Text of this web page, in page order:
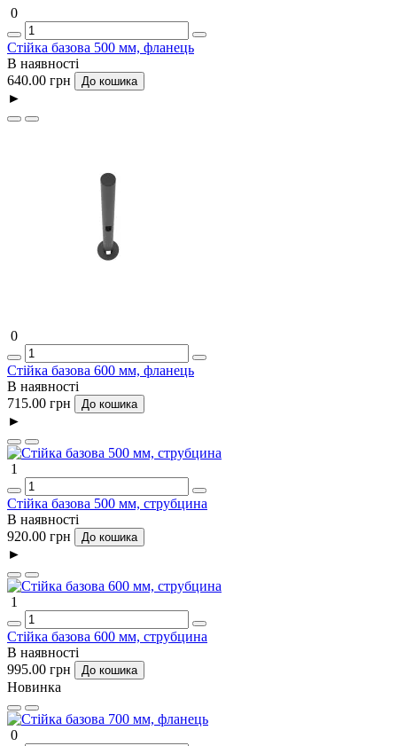
0
Стійка базова 500 мм, фланець
В наявності
640.00 грн
До кошика
►
0
Стійка базова 600 мм, фланець
В наявності
715.00 грн
До кошика
►
1
Стійка базова 500 мм, струбцина
В наявності
920.00 грн
До кошика
►
1
Стійка базова 600 мм, струбцина
В наявності
995.00 грн
До кошика
Новинка
0